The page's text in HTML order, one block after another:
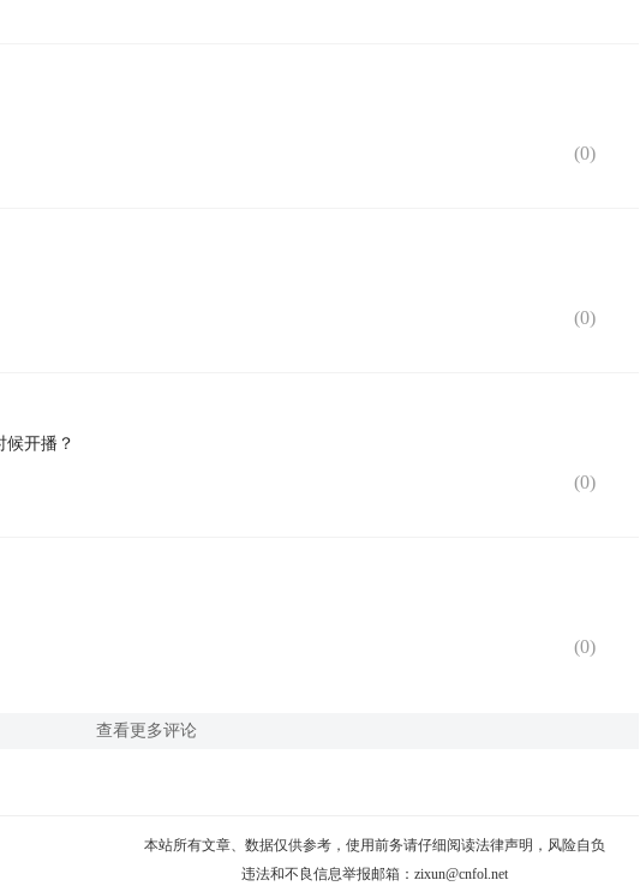
(0)
(0)
候开播？
(0)
(0)
查看更多评论
本站所有文章、数据仅供参考，使用前务请仔细阅读法律声明 ，风险自负
违法和不良信息举报邮箱： zixun@cnfol.net